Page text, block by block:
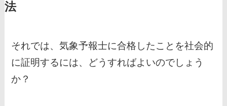
法
それでは、気象予報士に合格したことを社会的
に証明するには、どうすればよいのでしょう
か？